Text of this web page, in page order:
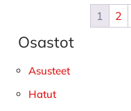
1 2
Ensisijainen
sivupalkki
Osastot
Asusteet
Hatut